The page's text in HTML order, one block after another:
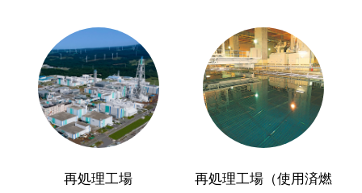
再処理工場
再処理工場（使用済燃